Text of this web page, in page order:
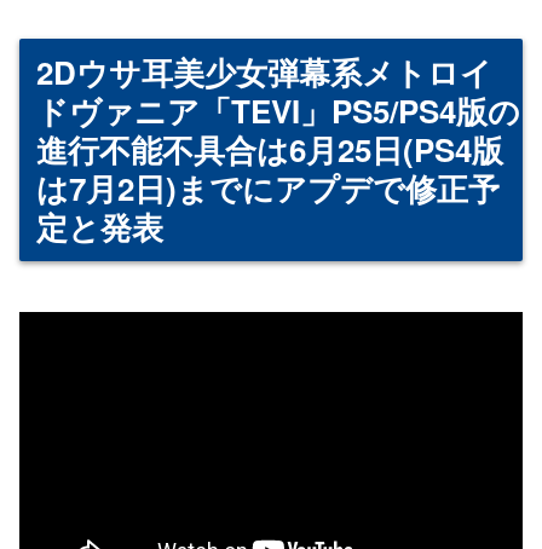
2Dウサ耳美少女弾幕系メトロイ
ドヴァニア「TEVI」PS5/PS4版の
進行不能不具合は6月25日(PS4版
は7月2日)までにアプデで修正予
定と発表